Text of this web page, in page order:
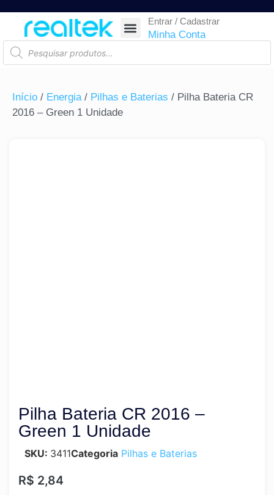
Entrar / Cadastrar
Minha Conta
Início / Energia/ Pilhas e Baterias / Pilha Bateria CR
2016 – Green 1 Unidade
Pilha Bateria CR 2016 –
Green 1 Unidade
SKU: 3411Categoria Pilhas e Baterias
R$ 2,84